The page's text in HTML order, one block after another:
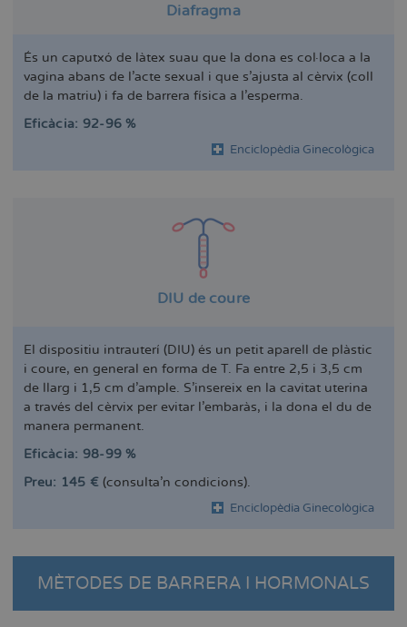
Diafragma
És un caputxó de làtex suau que la dona es col·loca a la
vagina abans de l'acte sexual i que s'ajusta al cèrvix (coll
de la matriu) i fa de barrera física a l'esperma.
Eficàcia: 92-96 %
Enciclopèdia Ginecològica
DIU de coure
El dispositiu intrauterí (DIU) és un petit aparell de plàstic
i coure, en general en forma de T. Fa entre 2,5 i 3,5 cm
de llarg i 1,5 cm d'ample. S'insereix en la cavitat uterina
a través del cèrvix per evitar l'embaràs, i la dona el du de
manera permanent.
Eficàcia: 98-99 %
Preu: 145 € (consulta'n condicions).
Enciclopèdia Ginecològica
MÈTODES DE BARRERA I HORMONALS